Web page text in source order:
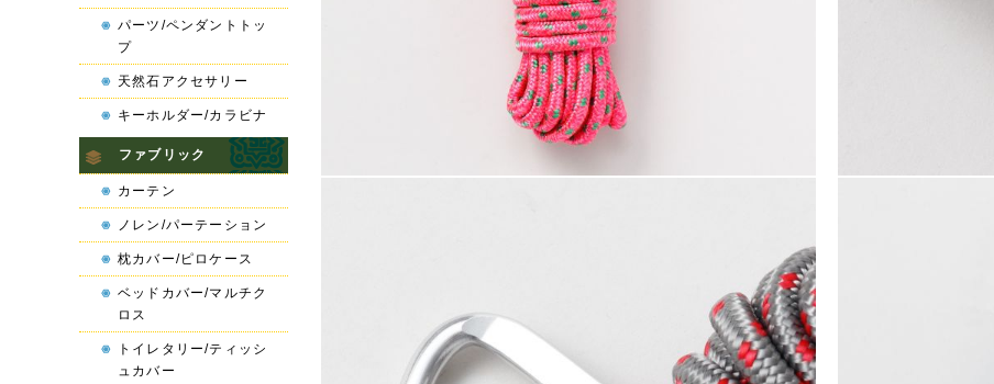
パーツ/ペンダントトッ
プ
天然石アクセサリー
キーホルダー/カラビナ
ファブリック
カーテン
ノレン/パーテーション
枕カバー/ピロケース
ベッドカバー/マルチク
ロス
トイレタリー/ティッシ
ュカバー